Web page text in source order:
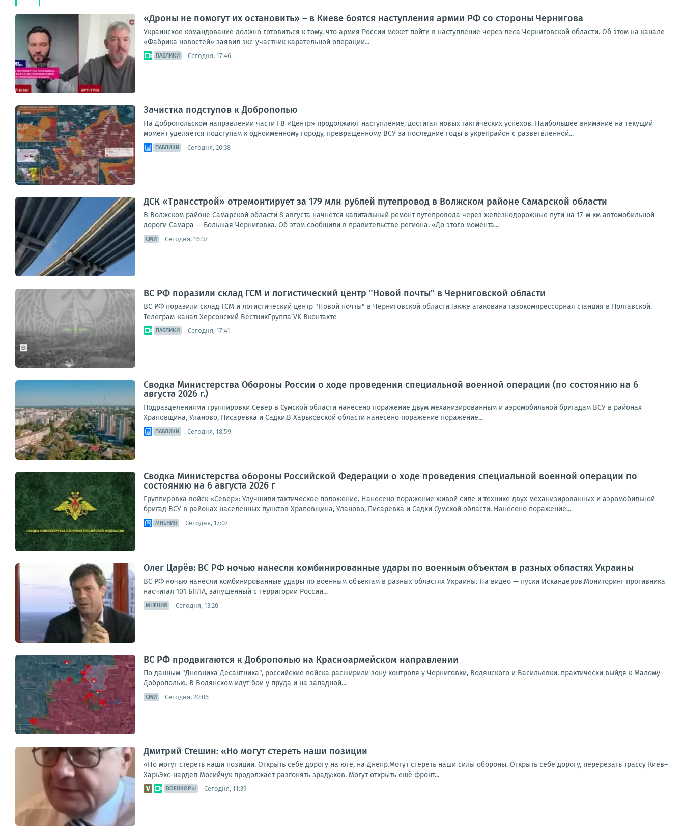
«Дроны не помогут их остановить» – в Киеве боятся наступления армии РФ со стороны Чернигова
Украинское командование должно готовиться к тому, что армия России может пойти в наступление через леса Черниговской области. Об этом на канале
«Фабрика новостей» заявил экс-участник карательной операции...
ПАБЛИКИ Сегодня, 17:46
Зачистка подступов к Доброполью
На Добропольском направлении части ГВ «Центр» продолжают наступление, достигая новых тактических успехов. Наибольшее внимание на текущий
момент уделяется подступам к одноименному городу, превращенному ВСУ за последние годы в укрепрайон с разветвленной...
ПАБЛИКИ Сегодня, 20:38
ДСК «Трансстрой» отремонтирует за 179 млн рублей путепровод в Волжском районе Самарской области
В Волжском районе Самарской области 8 августа начнется капитальный ремонт путепровода через железнодорожные пути на 17-м км автомобильной
дороги Самара — Большая Черниговка. Об этом сообщили в правительстве региона. «До этого момента...
СМИ Сегодня, 16:37
ВС РФ поразили склад ГСМ и логистический центр "Новой почты" в Черниговской области
ВС РФ поразили склад ГСМ и логистический центр "Новой почты" в Черниговской области.Также атакована газокомпрессорная станция в Полтавской.
Телеграм-канал Херсонский ВестникГруппа VK Вконтакте
ПАБЛИКИ Сегодня, 17:41
Сводка Министерства Обороны России о ходе проведения специальной военной операции (по состоянию на 6
августа 2026 г.)
Подразделениями группировки Север в Сумской области нанесено поражение двум механизированным и аэромобильной бригадам ВСУ в районах
Храповщина, Уланово, Писаревка и Садки.В Харьковской области нанесено поражение поражение...
ПАБЛИКИ Сегодня, 18:59
Сводка Министерства обороны Российской Федерации о ходе проведения специальной военной операции по
состоянию на 6 августа 2026 г
Группировка войск «Север»: Улучшили тактическое положение. Нанесено поражение живой силе и технике двух механизированных и аэромобильной
бригад ВСУ в районах населенных пунктов Храповщина, Уланово, Писаревка и Садки Сумской области. Нанесено поражение...
МНЕНИЯ Сегодня, 17:07
Олег Царёв: ВС РФ ночью нанесли комбинированные удары по военным объектам в разных областях Украины
ВС РФ ночью нанесли комбинированные удары по военным объектам в разных областях Украины. На видео — пуски Искандеров.Мониторинг противника
насчитал 101 БПЛА, запущенный с территории России...
МНЕНИЯ Сегодня, 13:20
ВС РФ продвигаются к Доброполью на Красноармейском направлении
По данным "Дневника Десантника", российские войска расширили зону контроля у Черниговки, Водянского и Васильевки, практически выйдя к Малому
Доброполью. В Водянском идут бои у пруда и на западной...
СМИ Сегодня, 20:06
Дмитрий Стешин: «Но могут стереть наши позиции
«Но могут стереть наши позиции. Открыть себе дорогу на юге, на Днепр.Могут стереть наши силы обороны. Открыть себе дорогу, перерезать трассу Киев–
ХарьЭкс-нардеп Мосийчук продолжает разгонять зраду:ков. Могут открыть ещё фронт...
ВОЕНКОРЫ Сегодня, 11:39